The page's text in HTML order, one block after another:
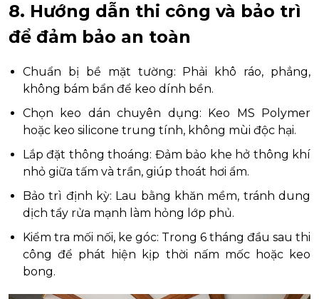
8. Hướng dẫn thi công và bảo trì
để đảm bảo an toàn
Chuẩn bị bề mặt tường: Phải khô ráo, phẳng,
không bám bẩn để keo dính bền.
Chọn keo dán chuyên dụng: Keo MS Polymer
hoặc keo silicone trung tính, không mùi độc hại.
Lắp đặt thông thoáng: Đảm bảo khe hở thông khí
nhỏ giữa tấm và trần, giúp thoát hơi ẩm.
Bảo trì định kỳ: Lau bằng khăn mềm, tránh dung
dịch tẩy rửa mạnh làm hỏng lớp phủ.
Kiểm tra mối nối, ke góc: Trong 6 tháng đầu sau thi
công để phát hiện kịp thời nấm mốc hoặc keo
bong.